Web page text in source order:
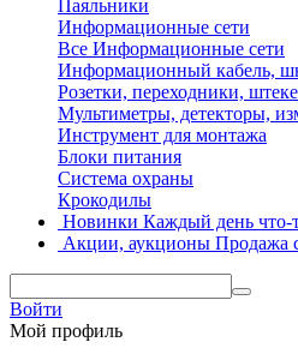
Паяльники
Информационные сети
Все Информационные сети
Информационный кабель,
Розетки, переходники,
Мультиметры, детекторы,
Инструмент для монтажа
Блоки питания
Система охраны
Крокодилы
Новинки Каждый день что-
Акции, аукционы Продажа
Войти
Мой профиль